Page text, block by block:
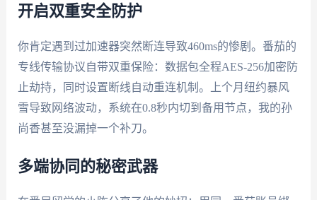
开启双重安全防护
你肯定遇到过加速器突然断连导致460ms的惨剧。番茄的
专线传输协议自带双重保险：数据包全程AES-256加密防
止劫持，同时设置断线自动重连机制。上个月纽约暴风
雪导致网络波动，系统在0.8秒内切到备用节点，我的孙
尚香甚至没漏掉一个补刀。
多端协同的秘密武器